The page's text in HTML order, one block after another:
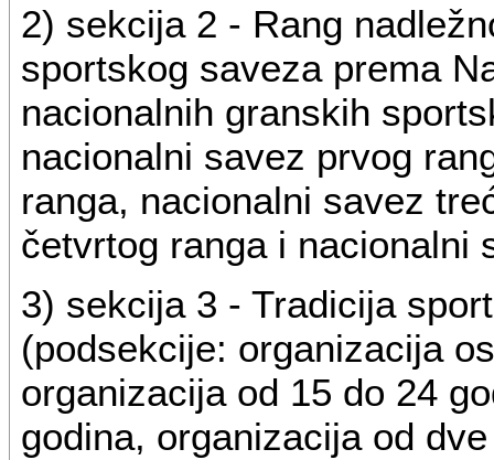
2) sekcija 2 - Rang
sportskog saveza prema
nacionalnih granskih
nacionalni savez prvog
ranga, nacionalni savez
četvrtog ranga i nacionalni
3) sekcija 3 - Tradicija
(podsekcije: organizacija
organizacija od 15 do 24
godina, organizacija od